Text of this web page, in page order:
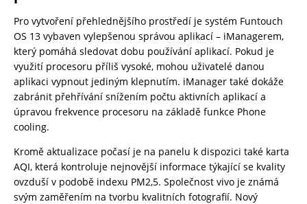
Pro vytvoření přehlednějšího prostředí je systém Funtouch
OS 13 vybaven vylepšenou správou aplikací – iManagerem,
který pomáhá sledovat dobu používání aplikací. Pokud je
využití procesoru příliš vysoké, mohou uživatelé danou
aplikaci vypnout jediným klepnutím. iManager také dokáže
zabránit přehřívání snížením počtu aktivních aplikací a
úpravou frekvence procesoru na základě funkce Phone
cooling.
Kromě aktualizace počasí je na panelu k dispozici také karta
AQI, která kontroluje nejnovější informace týkající se kvality
ovzduší v podobě indexu PM2,5. Společnost vivo je známá
svým zaměřením na tvorbu kvalitních fotografií. Nový